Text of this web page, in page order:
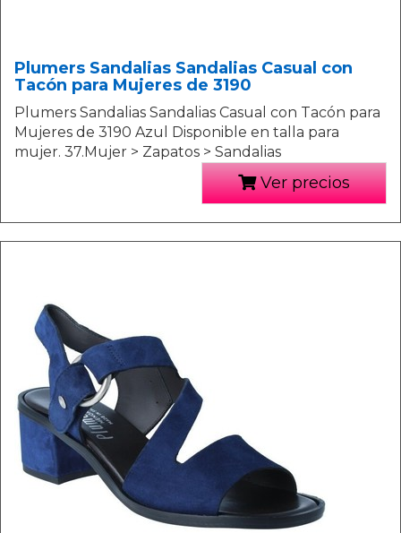
Plumers Sandalias Sandalias Casual con
Tacón para Mujeres de 3190
Plumers Sandalias Sandalias Casual con Tacón para
Mujeres de 3190 Azul Disponible en talla para
mujer. 37.Mujer > Zapatos > Sandalias
Ver precios